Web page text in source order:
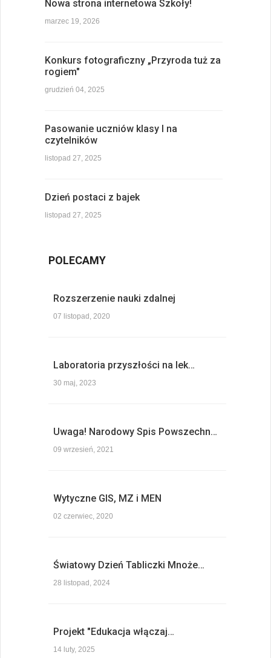
Nowa strona internetowa Szkoły!
marzec 19, 2026
Konkurs fotograficzny „Przyroda tuż za
rogiem"
grudzień 04, 2025
Pasowanie uczniów klasy I na
czytelników
listopad 27, 2025
Dzień postaci z bajek
listopad 27, 2025
POLECAMY
Rozszerzenie nauki zdalnej
07 listopad, 2020
Laboratoria przyszłości na lek…
30 maj, 2023
Uwaga! Narodowy Spis Powszechn…
09 wrzesień, 2021
Wytyczne GIS, MZ i MEN
02 czerwiec, 2020
Światowy Dzień Tabliczki Mnoże…
28 listopad, 2024
Projekt "Edukacja włączaj…
14 luty, 2025